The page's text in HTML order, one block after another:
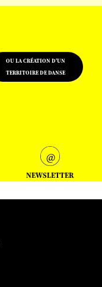
OU LA CRÉATION D'UN
TERRITOIRE DE DANSE
NEWSLETTER